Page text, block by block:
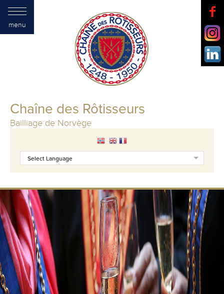
Chaîne des Rôtisseurs
Bailliage de Norvège
menu